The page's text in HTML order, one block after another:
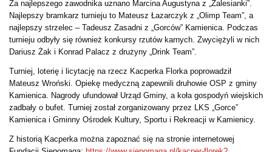
Za najlepszego zawodnika uznano Marcina Augustyna z „Zalesianki”.
Najlepszy bramkarz turnieju to Mateusz Łazarczyk z „Olimp Team”, a
najlepszy strzelec – Tadeusz Zasadni z „Gorców” Kamienica. Podczas
turnieju odbyły się również konkursy rzutów karnych. Zwyciężyli w nich
Dariusz Żak i Konrad Palacz z drużyny „Drink Team”.
Turniej, loterię i licytację na rzecz Kacperka Florka poprowadził
Mateusz Wroński. Opiekę medyczną zapewnili druhowie OSP z gminy
Kamienica. Nagrody ufundował Urząd Gminy, a koła gospodyń wiejskich
zadbały o bufet. Turniej został zorganizowany przez LKS „Gorce”
Kamienica i Gminny Ośrodek Kultury, Sportu i Rekreacji w Kamienicy.
Z historią Kacperka można zapoznać się na stronie internetowej